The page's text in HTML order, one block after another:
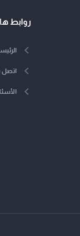
روابط
اتصل